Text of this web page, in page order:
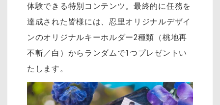
体験できる特別コンテンツ。最終的に任務を
達成された皆様には、忍里オリジナルデザイ
ンのオリジナルキーホルダー2種類（桃地再
不斬／白）からランダムで1つプレゼントい
たします。